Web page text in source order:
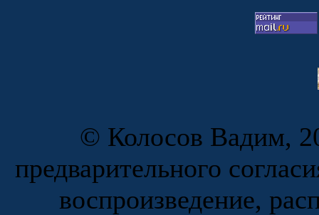
© Колосов Вадим,
предварительного
воспроизведение,